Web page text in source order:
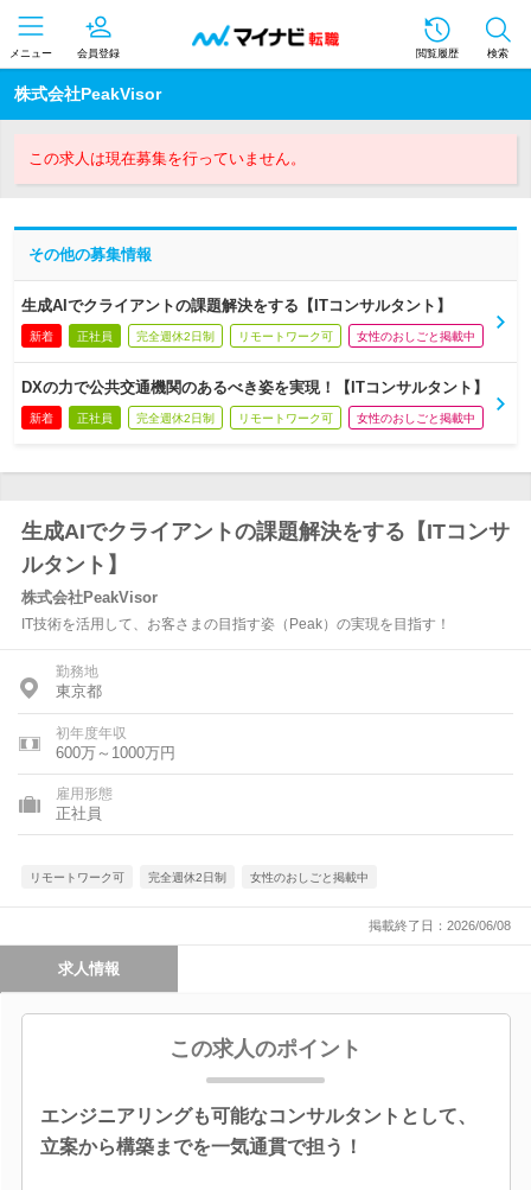
メニュー 会員登録 閲覧履歴 検索
株式会社PeakVisor
この求人は現在募集を行っていません。
その他の募集情報
生成AIでクライアントの課題解決をする【ITコンサルタント】
新着 正社員 完全週休2日制 リモートワーク可 女性のおしごと掲載中
DXの力で公共交通機関のあるべき姿を実現！【ITコンサルタント】
新着 正社員 完全週休2日制 リモートワーク可 女性のおしごと掲載中
生成AIでクライアントの課題解決をする【ITコンサ
ルタント】
株式会社PeakVisor
IT技術を活用して、お客さまの目指す姿（Peak）の実現を目指す！
勤務地
東京都
初年度年収
600万～1000万円
雇用形態
正社員
リモートワーク可 完全週休2日制 女性のおしごと掲載中
掲載終了日：2026/06/08
求人情報
この求人のポイント
エンジニアリングも可能なコンサルタントとして、
立案から構築までを一気通貫で担う！